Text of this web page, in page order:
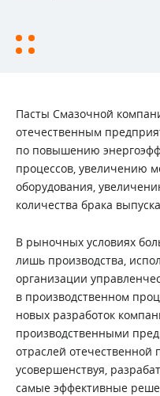
Пасты Смазочной
отечественным
по повышению
процессов, увеличению
оборудования,
количества брака
В рыночных условиях
лишь производства,
организации
в производственном
новых разработок
производственными
отраслей
усовершенствуя,
самые эффективные